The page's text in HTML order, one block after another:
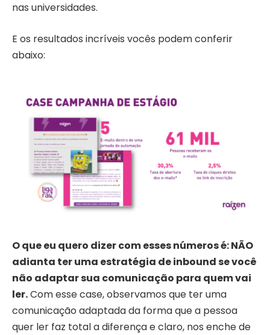
nas universidades.
E os resultados incríveis vocês podem conferir
abaixo:
O que eu quero dizer com esses números é: NÃO
adianta ter uma estratégia de inbound se você
não adaptar sua comunicação para quem vai
ler.Com esse case, observamos que ter uma
comunicação adaptada da forma que a pessoa
quer ler faz total a diferença e claro, nos enche de